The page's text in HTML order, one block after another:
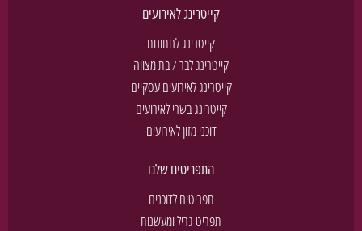
קייטרינג לאירועים
קייטרינג לחתונות
קייטרינג לבר / בת מצווה
קייטרינג לאירועים עסקיים
קייטרינג בשרי לאירועים
דוכני מזון לאירועים
התפריטים שלנו
תפריטים לדוכנים
תפריט גריל ומעשנות